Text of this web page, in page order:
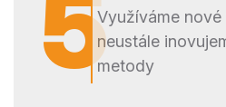
5
5Využíváme
neustále
metody